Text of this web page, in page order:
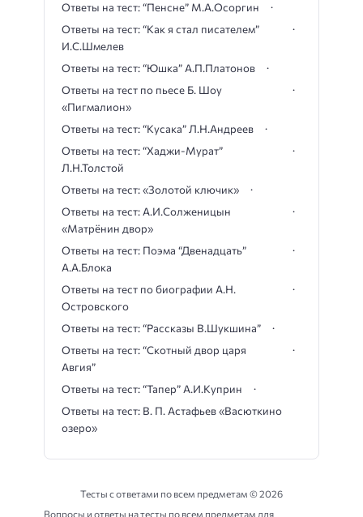
Ответы на тест: “Пенсне” М.А.Осоргин
Ответы на тест: “Как я стал писателем”
И.С.Шмелев
Ответы на тест: “Юшка” А.П.Платонов
Ответы на тест по пьесе Б. Шоу
«Пигмалион»
Ответы на тест: “Кусака” Л.Н.Андреев
Ответы на тест: “Хаджи-Мурат”
Л.Н.Толстой
Ответы на тест: «Золотой ключик»
Ответы на тест: А.И.Солженицын
«Матрёнин двор»
Ответы на тест: Поэма “Двенадцать”
А.А.Блока
Ответы на тест по биографии А.Н.
Островского
Ответы на тест: “Рассказы В.Шукшина”
Ответы на тест: “Скотный двор царя
Авгия”
Ответы на тест: “Тапер” А.И.Куприн
Ответы на тест: В. П. Астафьев «Васюткино
озеро»
Тесты с ответами по всем предметам ©2026
Вопросы и ответы на тесты по всем предметам для